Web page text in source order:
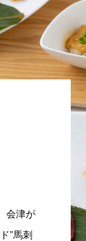
会津が
”馬刺